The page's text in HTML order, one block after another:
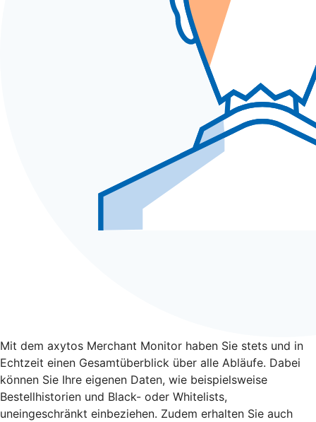
Mit dem axytos Merchant Monitor haben Sie stets und in
Echtzeit einen Gesamtüberblick über alle Abläufe. Dabei
können Sie Ihre eigenen Daten, wie beispielsweise
Bestellhistorien und Black- oder Whitelists,
uneingeschränkt einbeziehen. Zudem erhalten Sie auch